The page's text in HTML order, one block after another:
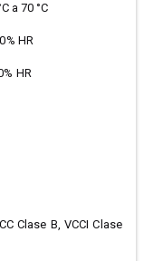
a 70 °C
HR
HR
Clase B, VCCI Clase